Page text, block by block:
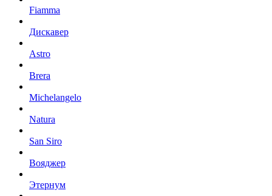
Fiamma
Дискавер
Astro
Brera
Michelangelo
Natura
San Siro
Вояджер
Этернум